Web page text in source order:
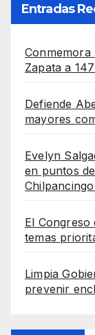
Entradas
Conmemora
Zapata a
Defiende
mayores
Evelyn
en puntos
Chilpancingo
El
temas
Limpia
prevenir